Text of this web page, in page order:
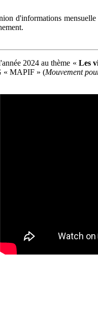
d'informations
2024 au thème « Les
« MAPIF » (Mouvement